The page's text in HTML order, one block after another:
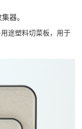
器。
途塑料切菜板，用于